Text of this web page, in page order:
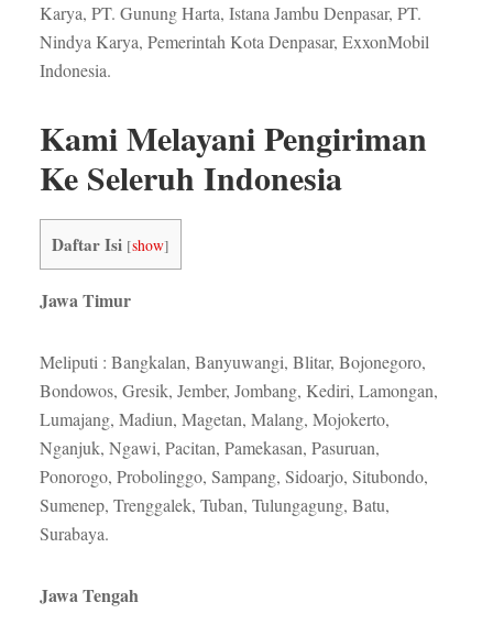
Karya, PT. Gunung Harta, Istana Jambu Denpasar, PT.
Nindya Karya, Pemerintah Kota Denpasar, ExxonMobil
Indonesia.
Kami Melayani Pengiriman
Ke Seleruh Indonesia
Daftar Isi [show]
Jawa Timur
Meliputi : Bangkalan, Banyuwangi, Blitar, Bojonegoro,
Bondowos, Gresik, Jember, Jombang, Kediri, Lamongan,
Lumajang, Madiun, Magetan, Malang, Mojokerto,
Nganjuk, Ngawi, Pacitan, Pamekasan, Pasuruan,
Ponorogo, Probolinggo, Sampang, Sidoarjo, Situbondo,
Sumenep, Trenggalek, Tuban, Tulungagung, Batu,
Surabaya.
Jawa Tengah